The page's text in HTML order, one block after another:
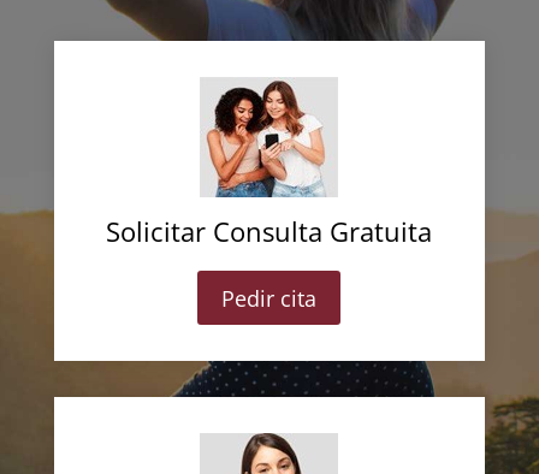
Solicitar Consulta Gratuita
Pedir cita